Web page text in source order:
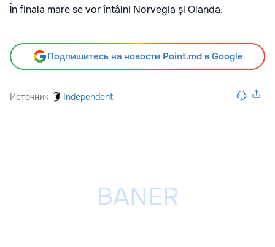
În finala mare se vor întâlni Norvegia și Olanda.
Подпишитесь на новости Point.md в Google
Источник Independent